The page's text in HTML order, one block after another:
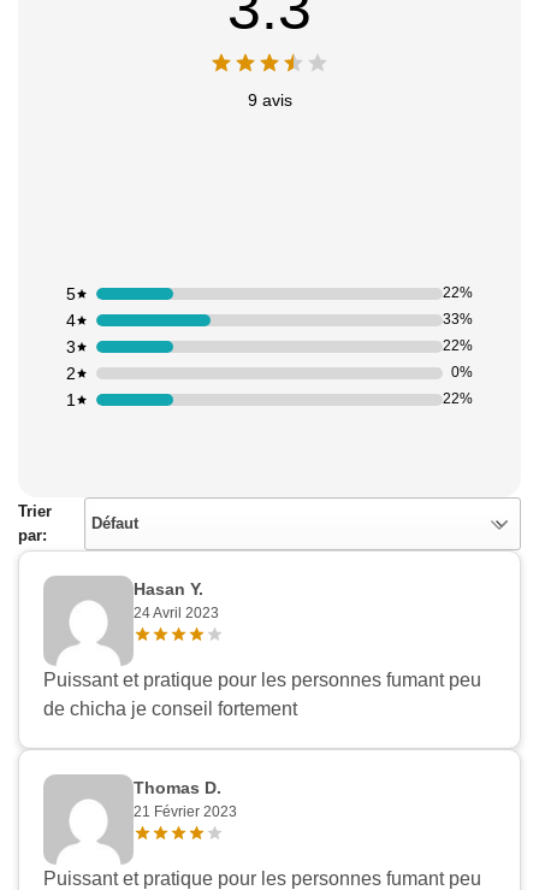
9 avis
1 22%
2 0%
3 22%
4 33%
5 22%
Trier
par:
Défaut
Hasan Y.
24 Avril 2023
Puissant et pratique pour les personnes fumant peu
de chicha je conseil fortement
Thomas D.
21 Février 2023
Puissant et pratique pour les personnes fumant peu